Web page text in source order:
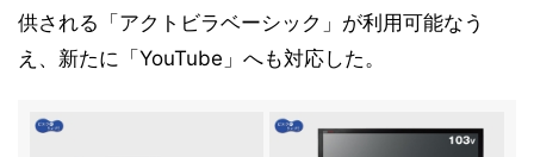
供される「アクトビラベーシック」が利用可能なう
え、新たに「YouTube」へも対応した。